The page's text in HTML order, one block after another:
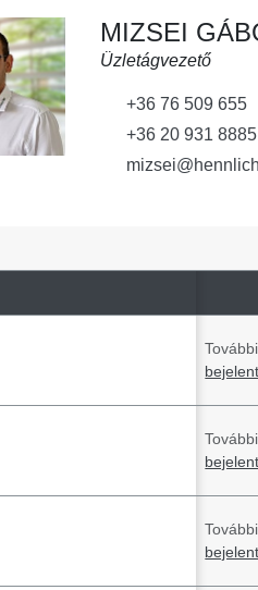
MIZSEI
Üzletágvezető
+36 76 509 655
+36 20 931 8885